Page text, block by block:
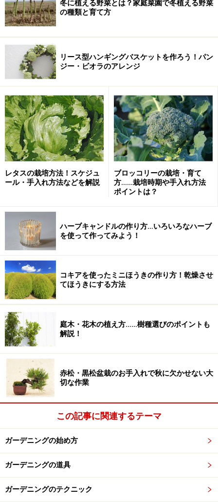
冬に植える野菜とは？家庭菜園で冬植える野菜
の種類と育て方
リース型ハンギングバスケットを作ろう！パン
ジー・ビオラのアレンジ
レタスの栽培方法！スケジュ
ール・手入れ方法などを解説
ブロッコリーの栽培・育て
方……栽培時期や手入れ方法
ポイントは？
ハーブキャンドルの作り方…いろいろなハーブ
を使って作ってみよう！
コキアを使ったミニほうきの作り方！乾燥させ
てほうきにする方法
庭木・花木の植え方……樹種選びのポイントも
解説！
赤松・黒松盆栽のお手入れで秋に欠かせない大
切な作業
この記事に関連するテーマ
ガーデニングの始め方
ガーデニングの道具
ガーデニングのテクニック